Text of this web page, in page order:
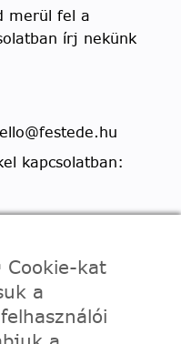
merül fel a
írj nekünk
kapcsolatban:
Cookie-kat
a